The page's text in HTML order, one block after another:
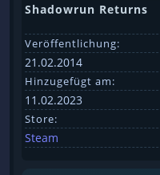
Shadowrun Returns
Veröffentlichung:
21.02.2014
Hinzugefügt am:
11.02.2023
Store:
Steam